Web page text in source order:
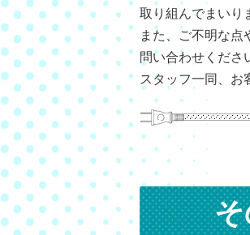
取り組んでまいり
また、ご不明な点
問い合わせくださ
スタッフ一同、お